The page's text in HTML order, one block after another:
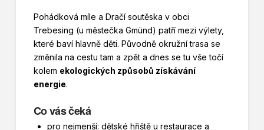
Pohádková míle a Dračí soutěska v obci
Trebesing (u městečka Gmünd) patří mezi výlety,
které baví hlavně děti. Původně okružní trasa se
změnila na cestu tam a zpět a dnes se tu vše točí
kolem ekologických způsobů získávání
energie.
Co vás čeká
pro nejmenší: dětské hřiště u restaurace a